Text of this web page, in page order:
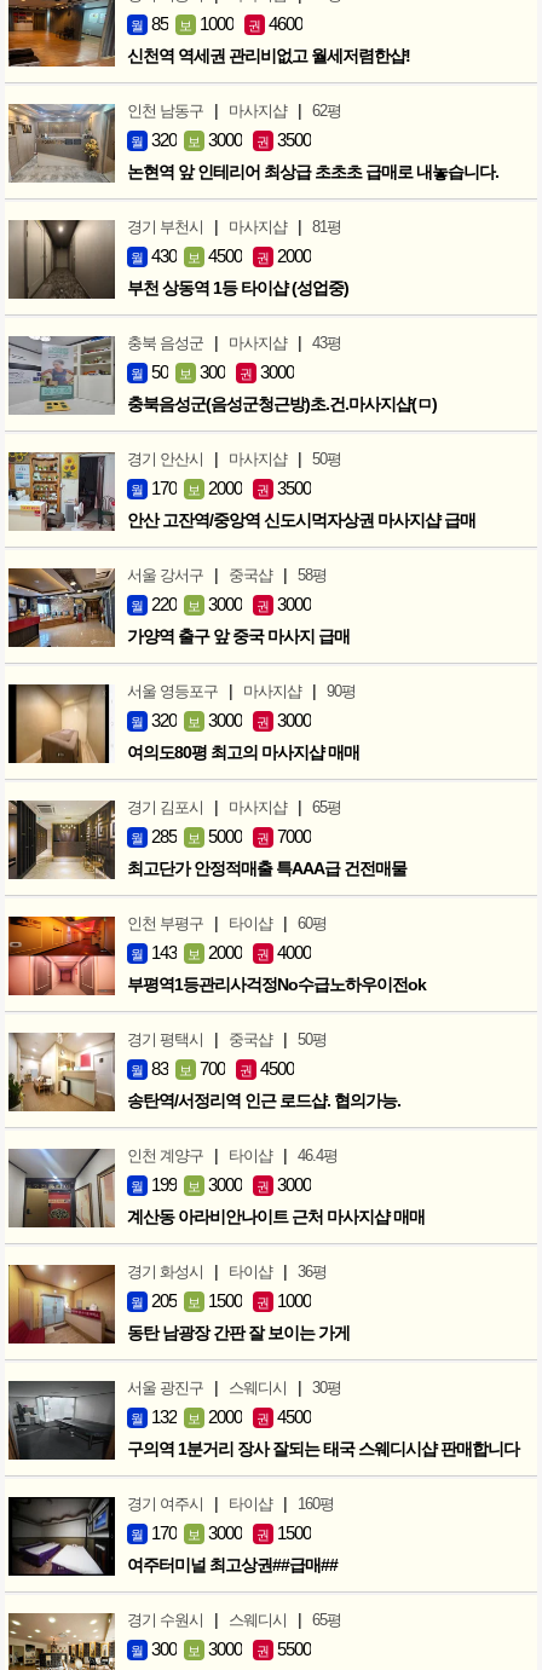
월 85 보 1000 권 4600
신천역 역세권 관리비없고 월세저렴한샵!
인천 남동구 | 마사지샵 | 62평
월 320 보 3000 권 3500
논현역 앞 인테리어 최상급 초초초 급매로 내놓습니다.
경기 부천시 | 마사지샵 | 81평
월 430 보 4500 권 2000
부천 상동역 1등 타이샵 (성업중)
충북 음성군 | 마사지샵 | 43평
월 50 보 300 권 3000
충북음성군(음성군청근방)초.건.마사지샵(ㅁ)
경기 안산시 | 마사지샵 | 50평
월 170 보 2000 권 3500
안산 고잔역/중앙역 신도시먹자상권 마사지샵 급매
서울 강서구 | 중국샵 | 58평
월 220 보 3000 권 3000
가양역 출구 앞 중국 마사지 급매
서울 영등포구 | 마사지샵 | 90평
월 320 보 3000 권 3000
여의도80평 최고의 마사지샵 매매
경기 김포시 | 마사지샵 | 65평
월 285 보 5000 권 7000
최고단가 안정적매출 특AAA급 건전매물
인천 부평구 | 타이샵 | 60평
월 143 보 2000 권 4000
부평역1등관리사걱정No수급노하우이전ok
경기 평택시 | 중국샵 | 50평
월 83 보 700 권 4500
송탄역/서정리역 인근 로드샵. 협의가능.
인천 계양구 | 타이샵 | 46.4평
월 199 보 3000 권 3000
계산동 아라비안나이트 근처 마사지샵 매매
경기 화성시 | 타이샵 | 36평
월 205 보 1500 권 1000
동탄 남광장 간판 잘 보이는 가게
서울 광진구 | 스웨디시 | 30평
월 132 보 2000 권 4500
구의역 1분거리 장사 잘되는 태국 스웨디시샵 판매합니다
경기 여주시 | 타이샵 | 160평
월 170 보 3000 권 1500
여주터미널 최고상권##급매##
경기 수원시 | 스웨디시 | 65평
월 300 보 3000 권 5500